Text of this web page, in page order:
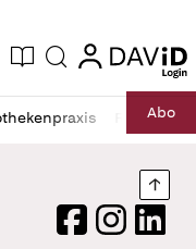
Ausgabe
Suche login
login
RechtAbo
FacebookInstagram